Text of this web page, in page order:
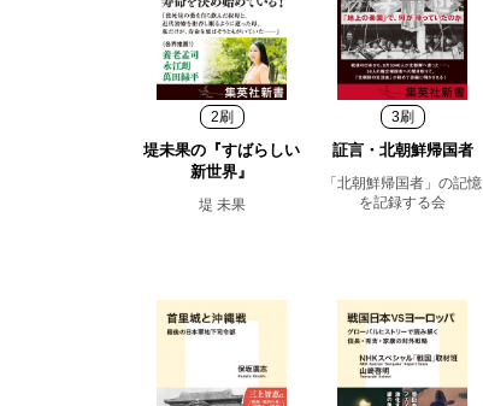
2刷
堤未果の『すばらしい
新世界』
堤 未果
3刷
証言・北朝鮮帰国者
「北朝鮮帰国者」の記憶
を記録する会